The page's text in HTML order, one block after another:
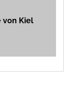
von Kiel